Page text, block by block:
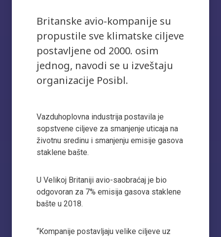
Britanske avio-kompanije su
propustile sve klimatske ciljeve
postavljene od 2000. osim
jednog, navodi se u izveštaju
organizacije Posibl.
Vazduhoplovna industrija postavila je
sopstvene ciljeve za smanjenje uticaja na
životnu sredinu i smanjenju emisije gasova
staklene bašte.
U Velikoj Britaniji avio-saobraćaj je bio
odgovoran za 7% emisija gasova staklene
bašte u 2018.
“Kompanije postavljaju velike ciljeve uz